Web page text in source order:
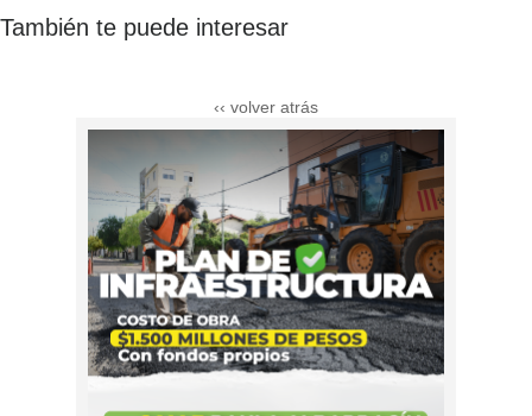
También te puede interesar
‹‹ volver atrás